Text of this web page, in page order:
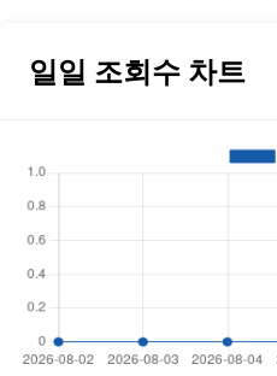
일일 조회수 차트